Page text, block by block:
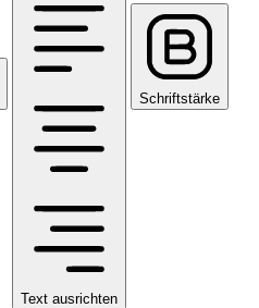
Text ausrichten
Schriftstärke